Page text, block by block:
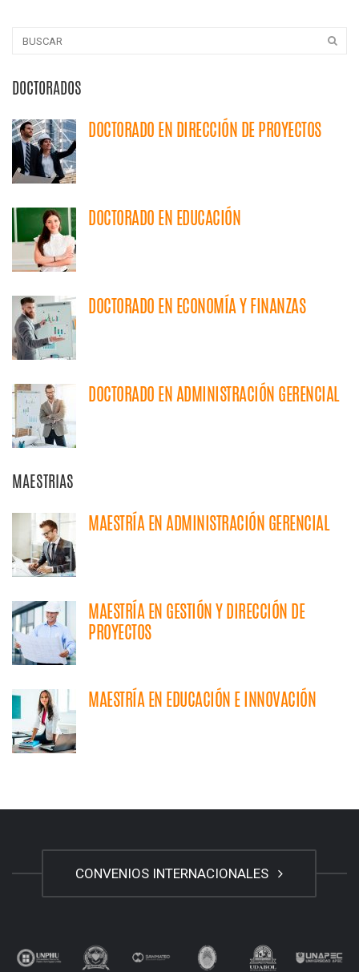
DOCTORADOS
DOCTORADO EN DIRECCIÓN DE PROYECTOS
DOCTORADO EN EDUCACIÓN
DOCTORADO EN ECONOMÍA Y FINANZAS
DOCTORADO EN ADMINISTRACIÓN GERENCIAL
MAESTRIAS
MAESTRÍA EN ADMINISTRACIÓN GERENCIAL
MAESTRÍA EN GESTIÓN Y DIRECCIÓN DE
PROYECTOS
MAESTRÍA EN EDUCACIÓN E INNOVACIÓN
CONVENIOS INTERNACIONALES